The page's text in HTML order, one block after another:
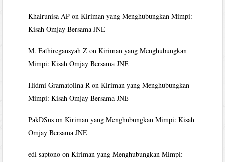
Khairunisa AP onKiriman yang Menghubungkan Mimpi:
Kisah Omjay Bersama JNE
M. Fathiregansyah Z onKiriman yang Menghubungkan
Mimpi: Kisah Omjay Bersama JNE
Hidmi Gramatolina R onKiriman yang Menghubungkan
Mimpi: Kisah Omjay Bersama JNE
PakDSus onKiriman yang Menghubungkan Mimpi: Kisah
Omjay Bersama JNE
edi saptono onKiriman yang Menghubungkan Mimpi: